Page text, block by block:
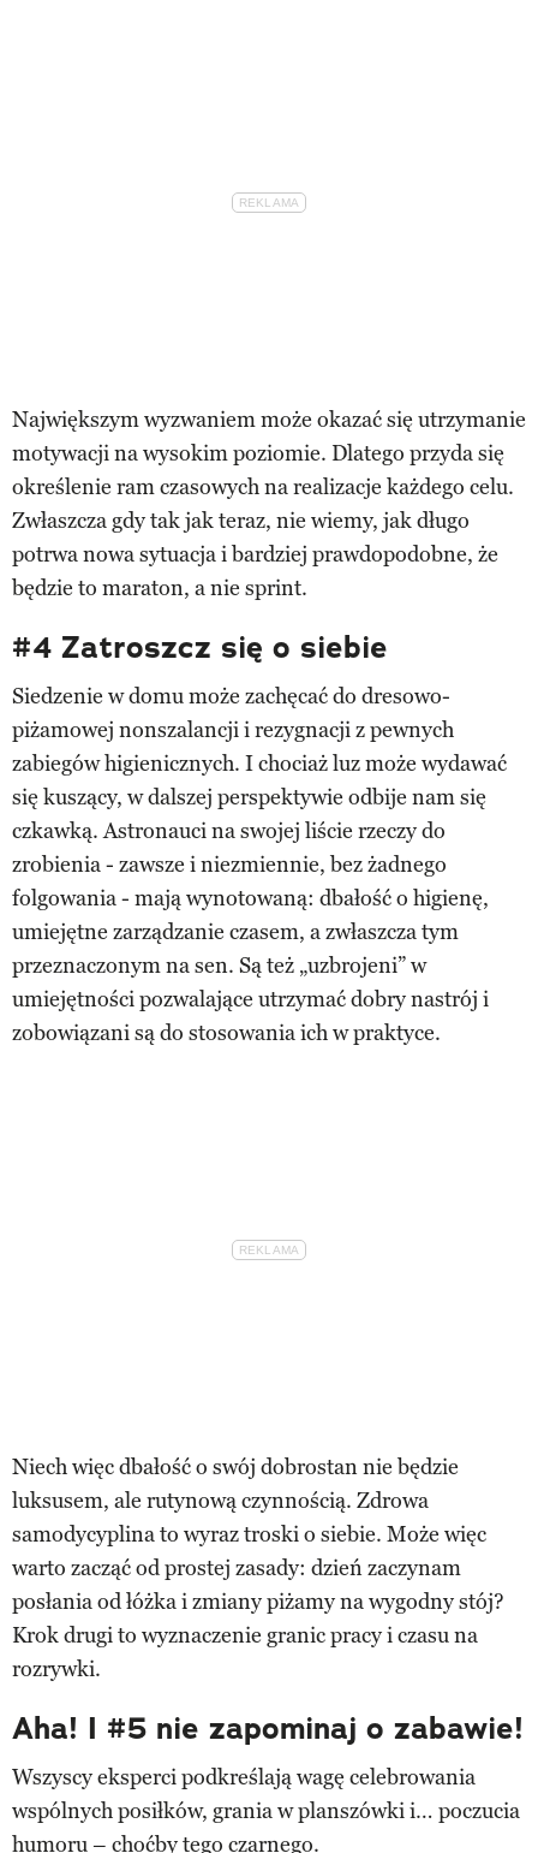
Największym wyzwaniem może okazać się utrzymanie
motywacji na wysokim poziomie. Dlatego przyda się
określenie ram czasowych na realizacje każdego celu.
Zwłaszcza gdy tak jak teraz, nie wiemy, jak długo
potrwa nowa sytuacja i bardziej prawdopodobne, że
będzie to maraton, a nie sprint.
#4 Zatroszcz się o siebie
Siedzenie w domu może zachęcać do dresowo-
piżamowej nonszalancji i rezygnacji z pewnych
zabiegów higienicznych. I chociaż luz może wydawać
się kuszący, w dalszej perspektywie odbije nam się
czkawką. Astronauci na swojej liście rzeczy do
zrobienia - zawsze i niezmiennie, bez żadnego
folgowania - mają wynotowaną: dbałość o higienę,
umiejętne zarządzanie czasem, a zwłaszcza tym
przeznaczonym na sen. Są też „uzbrojeni” w
umiejętności pozwalające utrzymać dobry nastrój i
zobowiązani są do stosowania ich w praktyce.
Niech więc dbałość o swój dobrostan nie będzie
luksusem, ale rutynową czynnością. Zdrowa
samodycyplina to wyraz troski o siebie. Może więc
warto zacząć od prostej zasady: dzień zaczynam
posłania od łóżka i zmiany piżamy na wygodny stój?
Krok drugi to wyznaczenie granic pracy i czasu na
rozrywki.
Aha! I #5 nie zapominaj o zabawie!
Wszyscy eksperci podkreślają wagę celebrowania
wspólnych posiłków, grania w planszówki i… poczucia
humoru – choćby tego czarnego.